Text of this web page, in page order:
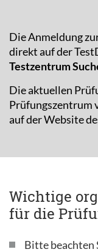
Die Anmeldung
direkt auf der
Testzentrum
Die aktuellen
Prüfungszentrum
auf der Website
Wichtige
für die
Bitte beachten